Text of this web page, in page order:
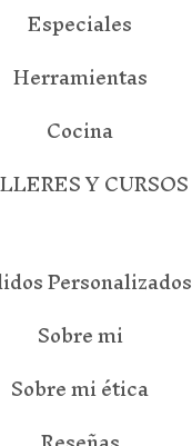
Especiales
Herramientas
Cocina
Y CURSOS
Personalizados
Sobre mi
Sobre mi ética